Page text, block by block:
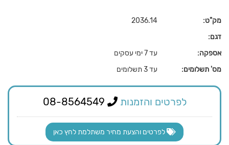
מק"ט:
2036.14
דגם:
אספקה:
עד 7 ימי עסקים
מס' תשלומים:
עד 3 תשלומים
לפרטים והזמנות
לפרטים והצעת מחיר משתלמת לחץ כאן